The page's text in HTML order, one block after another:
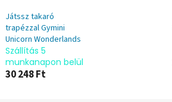
Játssz takaró
trapézzal Gymini
Unicorn Wonderlands
Szállítás 5
munkanapon belül
30 248 Ft